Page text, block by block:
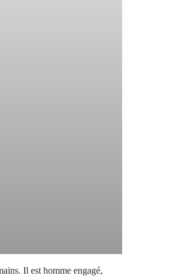
Il est homme engagé,